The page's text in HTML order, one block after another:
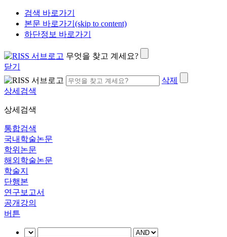
검색 바로가기
본문 바로가기(skip to content)
하단정보 바로가기
무엇을 찾고 계세요?
닫기
삭제
상세검색
상세검색
통합검색
국내학술논문
학위논문
해외학술논문
학술지
단행본
연구보고서
공개강의
버튼